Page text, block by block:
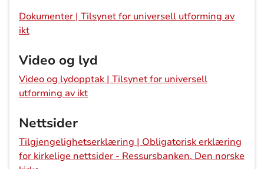
Dokumenter | Tilsynet for universell utforming av
ikt
Video og lyd
Video og lydopptak | Tilsynet for universell
utforming av ikt
Nettsider
Tilgjengelighetserklæring | Obligatorisk erklæring
for kirkelige nettsider - Ressursbanken, Den norske